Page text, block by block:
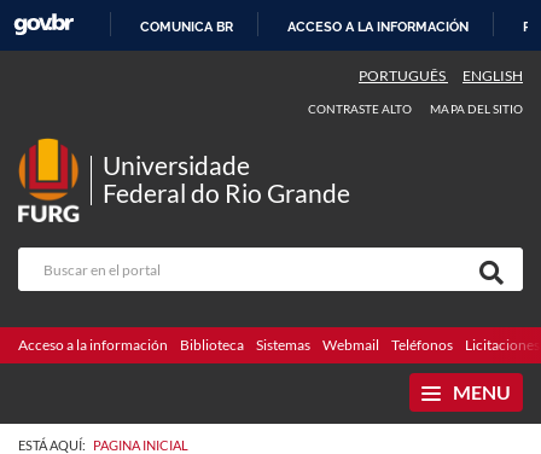
CONTENIDO
COMUNICA BR ACCESO A LA INFORMACIÓN
PORTUGUÊS ENGLISH
CONTRASTE ALTO MAPA DEL SITIO
Universidade
Federal do Rio Grande
Acceso a la información Biblioteca Sistemas Webmail Teléfonos Licitaciones
MENU
ESTÁ AQUÍ: PAGINA INICIAL